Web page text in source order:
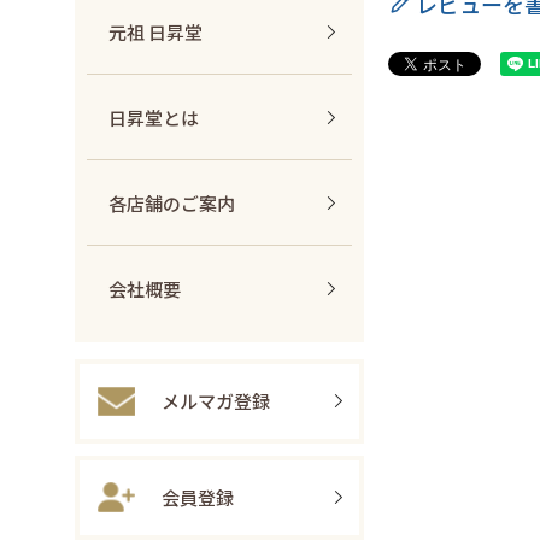
元祖 日昇堂
日昇堂とは
各店舗のご案内
会社概要
メルマガ登録
会員登録